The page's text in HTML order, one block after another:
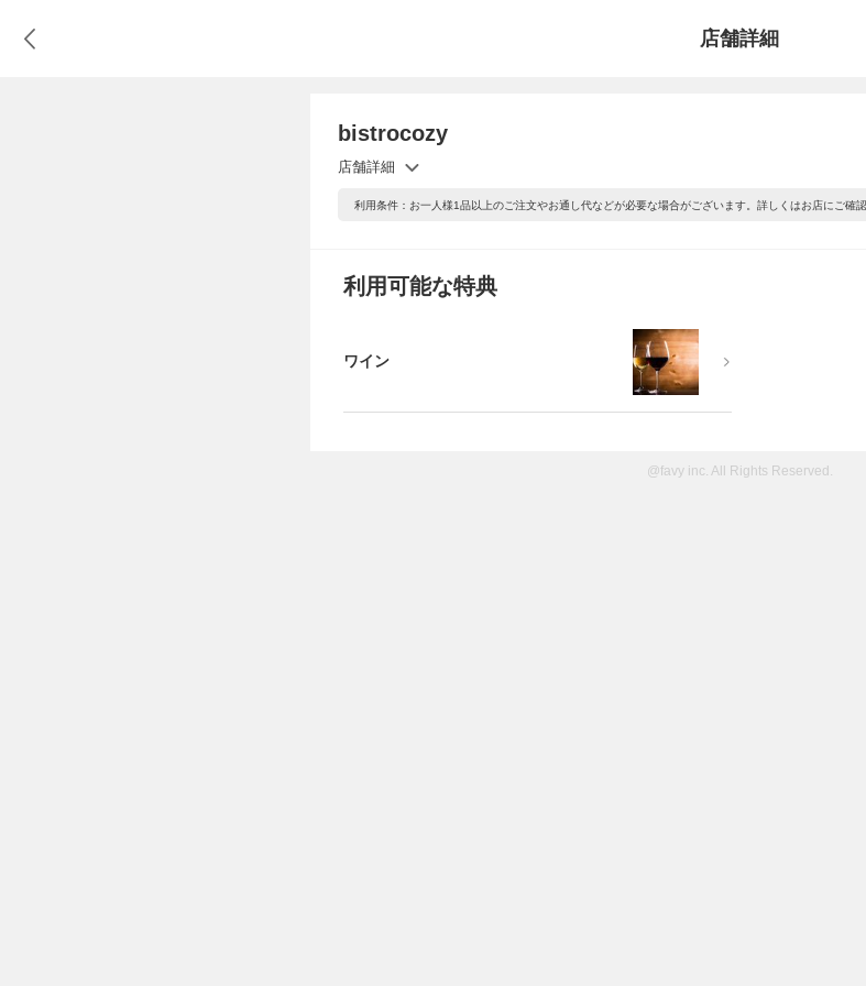
店舗詳細
bistrocozy
店舗詳細
利用条件：お一人様1品以上のご注文やお通し代などが必要な場合がございます。詳しくはお店にご確認
利用可能な特典
ワイン
@favy inc. All Rights Reserved.